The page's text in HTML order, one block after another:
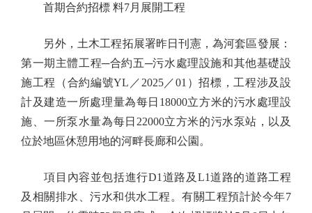
首期合約招標 料7月展開工程
另外，土木工程拓展署昨日刊憲，為河套區發展：
第一期主體工程─合約五─污水處理設施和其他基礎設
施工程（合約編號YL／2025／01）招標，工程涉及設
計及建造一所處理量為每日18000立方米的污水處理設
施、一所泵水量為每日22000立方米的污水泵站，以及
位於地區休憩用地的河畔長廊和公園。
項目內容並包括進行D1道路及L1道路的道路工程
及相關排水、污水和供水工程。有關工程預計於今年7